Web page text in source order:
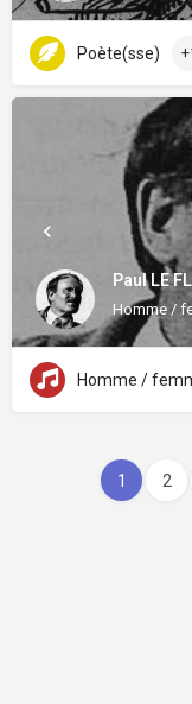
Poète(sse)
Paul LE
Homme /
Homme /
1 2